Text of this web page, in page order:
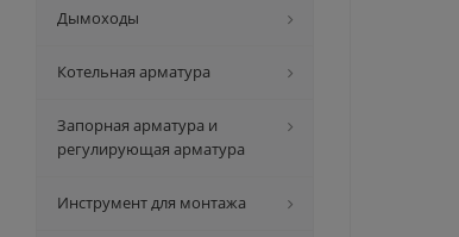
Дымоходы
Котельная арматура
Запорная арматура и
регулирующая арматура
Инструмент для монтажа